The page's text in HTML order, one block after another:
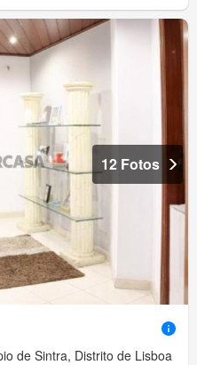
12 Fotos
de Sintra, Distrito de Lisboa